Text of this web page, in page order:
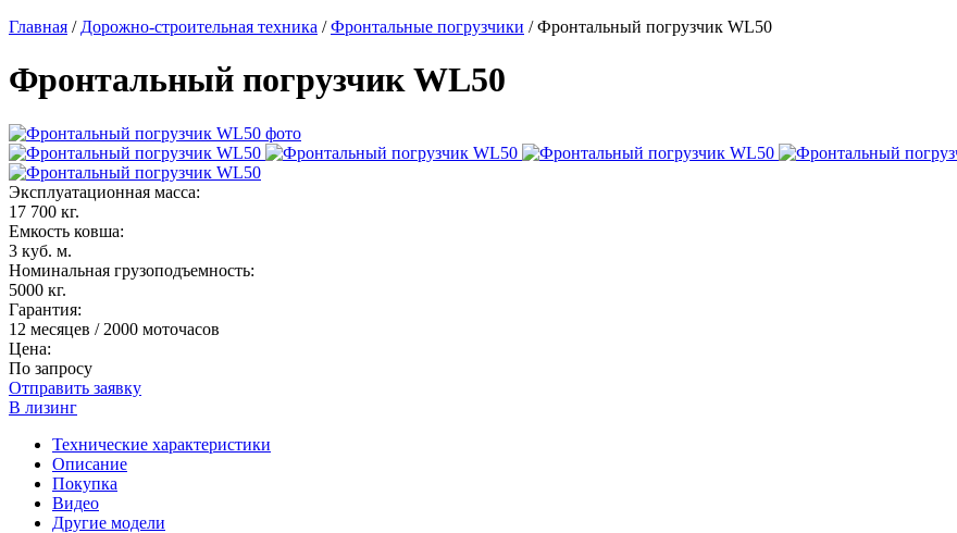
Главная / Дорожно-строительная техника /Фронтальные погрузчики /Фронтальный погрузчик WL50
Фронтальный погрузчик WL50
Эксплуатационная масса:
17 700 кг.
Емкость ковша:
3 куб. м.
Номинальная грузоподъемность:
5000 кг.
Гарантия:
12 месяцев / 2000 моточасов
Цена:
По запросу
Отправить заявку
В лизинг
Технические характеристики
Описание
Покупка
Видео
Другие модели